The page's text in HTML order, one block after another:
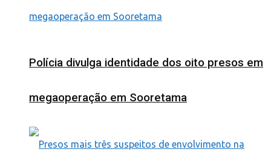
Polícia divulga identidade dos oito presos em
megaoperação em Sooretama